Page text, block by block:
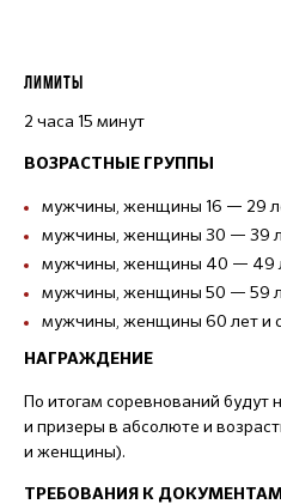
ЛИМИТЫ
2 часа 15 минут
ВОЗРАСТНЫЕ ГРУППЫ
мужчины, женщины 16 — 29
мужчины, женщины 30 — 39
мужчины, женщины 40 — 49
мужчины, женщины 50 — 59
мужчины, женщины 60 лет и
НАГРАЖДЕНИЕ
По итогам соревнований будут
и призеры в абсолюте и
и женщины).
ТРЕБОВАНИЯ К